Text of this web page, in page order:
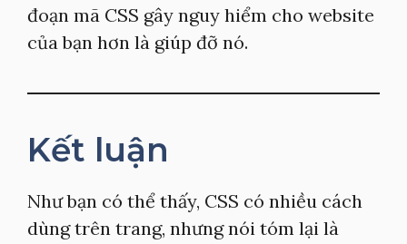
đoạn mã CSS gây nguy hiểm cho website
của bạn hơn là giúp đỡ nó.
Kết luận
Như bạn có thể thấy, CSS có nhiều cách
dùng trên trang, nhưng nói tóm lại là